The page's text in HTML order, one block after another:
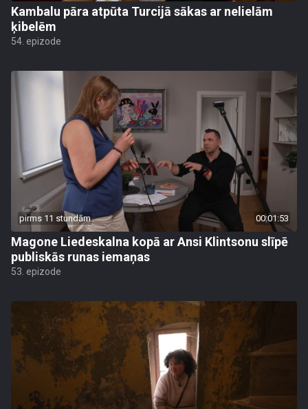
Kambalu pāra atpūta Turcijā sākas ar nelielām
ķibelēm
54. epizode
pirms 11 stundām 00:01:53
Magone Liedeskalna kopā ar Ansi Klintsonu slīpē
publiskās runas iemaņas
53. epizode